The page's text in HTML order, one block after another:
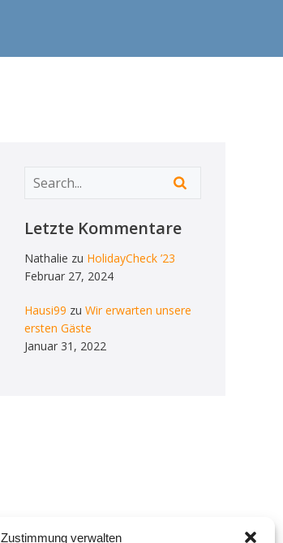
Zustimmung verwalten
Letzte Kommentare
Nathalie zu HolidayCheck ’23
Februar 27, 2024
Hausi99 zu Wir erwarten unsere
ersten Gäste
Januar 31, 2022